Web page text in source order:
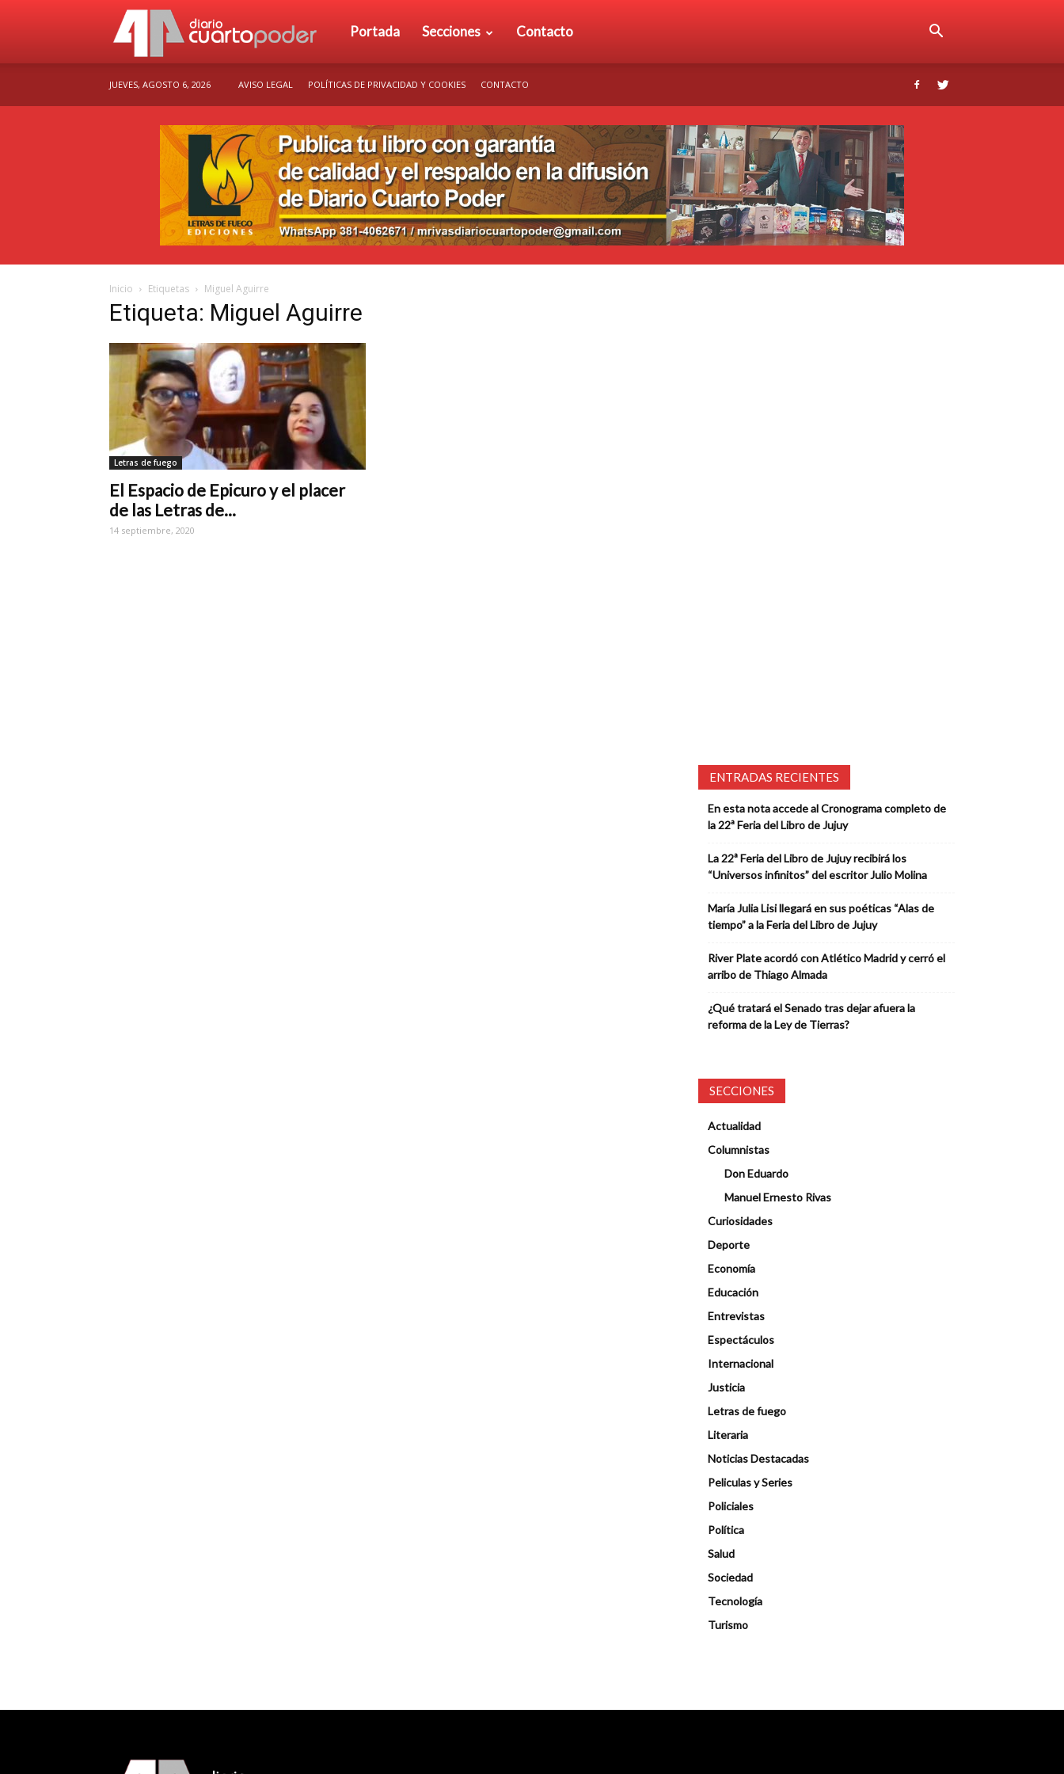
Diario
Poder
Portada Secciones Contacto
JUEVES, AGOSTO 6, 2026 AVISO LEGAL POLÍTICAS DE PRIVACIDAD Y COOKIES CONTACTO
Inicio Etiquetas Miguel Aguirre
Etiqueta: Miguel Aguirre
Letras de fuego
El Espacio de Epicuro y el placer
de las Letras de...
14 septiembre, 2020
ENTRADAS RECIENTES
En esta nota accede al Cronograma completo de
la 22ª Feria del Libro de Jujuy
La 22ª Feria del Libro de Jujuy recibirá los
“Universos infinitos” del escritor Julio Molina
María Julia Lisi llegará en sus poéticas “Alas de
tiempo” a la Feria del Libro de Jujuy
River Plate acordó con Atlético Madrid y cerró el
arribo de Thiago Almada
¿Qué tratará el Senado tras dejar afuera la
reforma de la Ley de Tierras?
SECCIONES
Actualidad
Columnistas
Don Eduardo
Manuel Ernesto Rivas
Curiosidades
Deporte
Economía
Educación
Entrevistas
Espectáculos
Internacional
Justicia
Letras de fuego
Literaria
Noticias Destacadas
Peliculas y Series
Policiales
Política
Salud
Sociedad
Tecnología
Turismo